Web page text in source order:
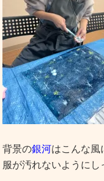
背景の銀河はこんな風
服が汚れないように